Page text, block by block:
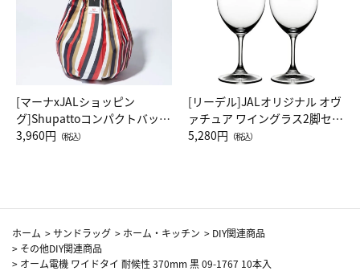
[マーナxJALショッピン
グ]Shupattoコンパクトバッグ
Drop JAL客室乗務員（LC）ス
3,960円 （税込）
[リーデル]JALオリジナル オヴ
ァチュア ワイングラス2脚セッ
ト（レッドワイン）
5,280円 （税込）
ホーム >サンドラッグ > ホーム・キッチン > DIY関連商品
> その他DIY関連商品
> オーム電機 ワイドタイ 耐候性 370mm 黒 09-1767 10本入